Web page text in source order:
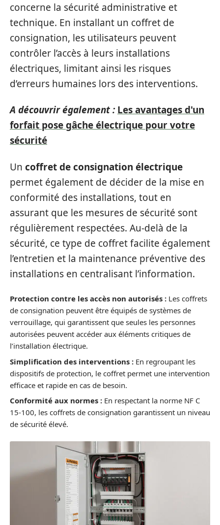
concerne la sécurité administrative et
technique. En installant un coffret de
consignation, les utilisateurs peuvent
contrôler l’accès à leurs installations
électriques, limitant ainsi les risques
d’erreurs humaines lors des interventions.
A découvrir également : Les avantages d'un
forfait pose gâche électrique pour votre
sécurité
Un coffret de consignation électrique
permet également de décider de la mise en
conformité des installations, tout en
assurant que les mesures de sécurité sont
régulièrement respectées. Au-delà de la
sécurité, ce type de coffret facilite également
l’entretien et la maintenance préventive des
installations en centralisant l’information.
Protection contre les accès non autorisés : Les coffrets
de consignation peuvent être équipés de systèmes de
verrouillage, qui garantissent que seules les personnes
autorisées peuvent accéder aux éléments critiques de
l’installation électrique.
Simplification des interventions : En regroupant les
dispositifs de protection, le coffret permet une intervention
efficace et rapide en cas de besoin.
Conformité aux normes : En respectant la norme NF C
15-100, les coffrets de consignation garantissent un niveau
de sécurité élevé.